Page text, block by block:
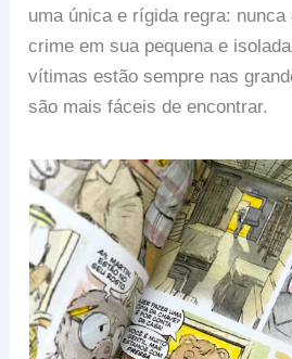
uma única e rígida regra: nunca
crime em sua pequena e
vítimas estão sempre nas
são mais fáceis de encontrar.